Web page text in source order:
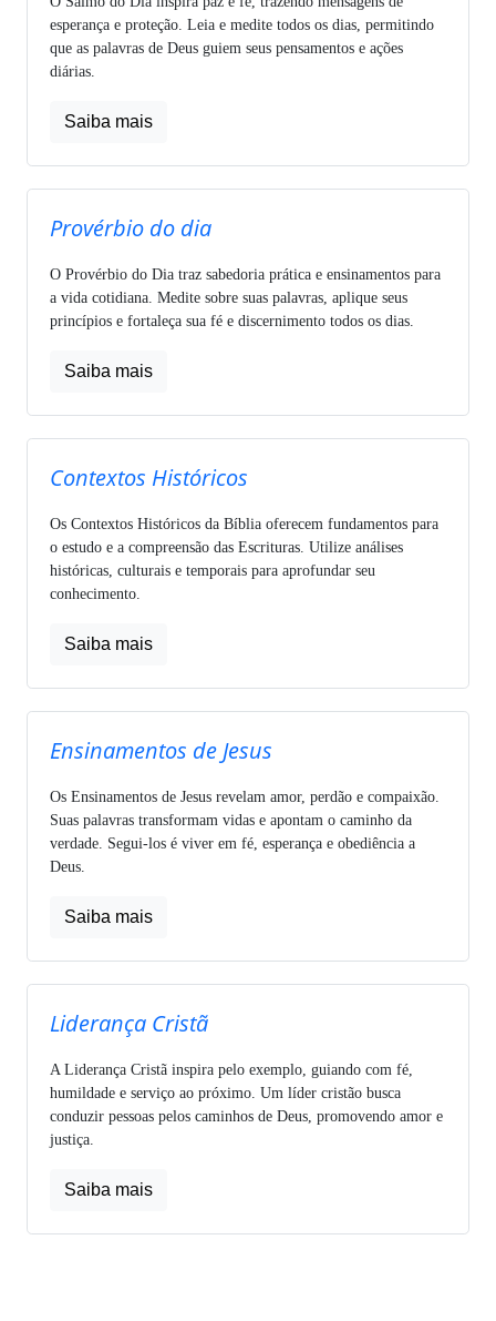
esperança e proteção. Leia e medite todos os dias, permitindo
que as palavras de Deus guiem seus pensamentos e ações
diárias.
Saiba mais
Provérbio do dia
O Provérbio do Dia traz sabedoria prática e ensinamentos para
a vida cotidiana. Medite sobre suas palavras, aplique seus
princípios e fortaleça sua fé e discernimento todos os dias.
Saiba mais
Contextos Históricos
Os Contextos Históricos da Bíblia oferecem fundamentos para
o estudo e a compreensão das Escrituras. Utilize análises
históricas, culturais e temporais para aprofundar seu
conhecimento.
Saiba mais
Ensinamentos de Jesus
Os Ensinamentos de Jesus revelam amor, perdão e compaixão.
Suas palavras transformam vidas e apontam o caminho da
verdade. Segui-los é viver em fé, esperança e obediência a
Deus.
Saiba mais
Liderança Cristã
A Liderança Cristã inspira pelo exemplo, guiando com fé,
humildade e serviço ao próximo. Um líder cristão busca
conduzir pessoas pelos caminhos de Deus, promovendo amor e
justiça.
Saiba mais